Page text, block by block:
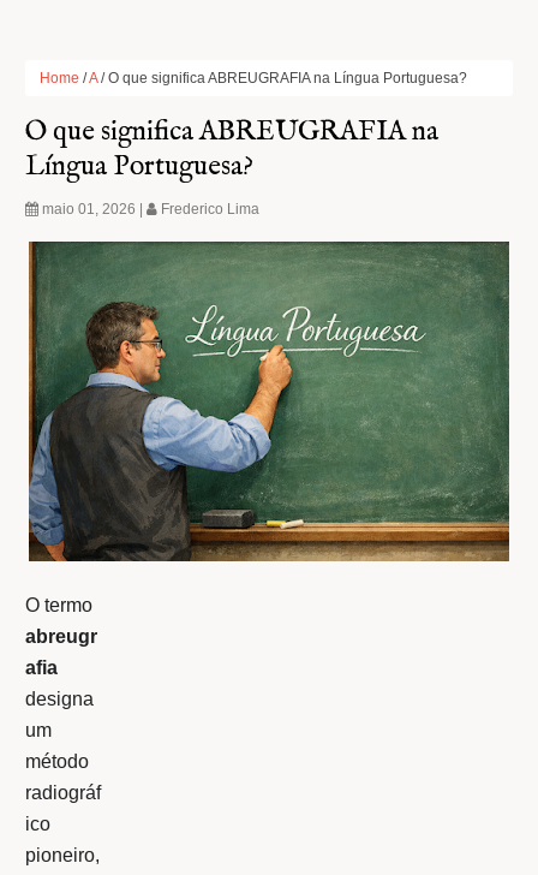
Home /A /O que significa ABREUGRAFIA na Língua Portuguesa?
O que significa ABREUGRAFIA na
Língua Portuguesa?
maio 01, 2026 | Frederico Lima
O termo
abreugr
afia
designa
um
método
radiográf
ico
pioneiro,